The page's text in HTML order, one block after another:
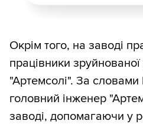
Окрім того, на заводі
працівники
"Артемсолі". За словами
головний інженер
заводі, допомагаючи у